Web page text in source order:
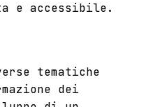
e accessibile.
tematiche
dei